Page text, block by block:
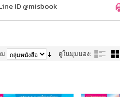
ID @misbook
ม ดูในมุมมอง: